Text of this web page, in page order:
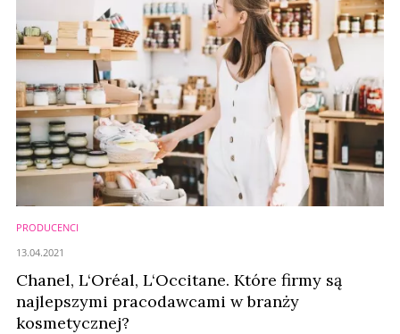
PRODUCENCI
Chanel, L‘Oréal, L‘Occitane. Które firmy są
najlepszymi pracodawcami w branży
kosmetycznej?
13.04.2021